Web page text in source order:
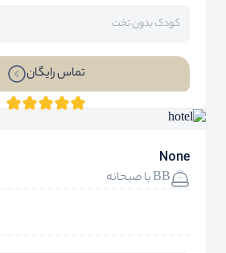
کودک بدون تخت
تماس رایگان
None
BB با صبحانه